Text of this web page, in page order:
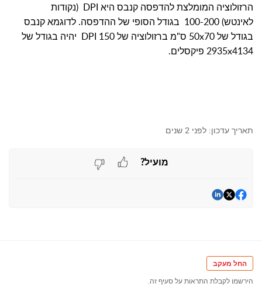
הרזולוציה המומלצת להדפסה קנבס היא DPI (נקודות
לאינטש) 100-200 בגודל הסופי של ההדפסה. לדוגמא קנבס
בגודל של 50x70 ס"מ ברזולוציה של 150 DPI יהיה בגודל של
2935x4134 פיקסלים.
תאריך עדכון: לפני 2 שנים
מועיל?
החל מעקב
הירשמו לקבלת התראות על סעיף זה.